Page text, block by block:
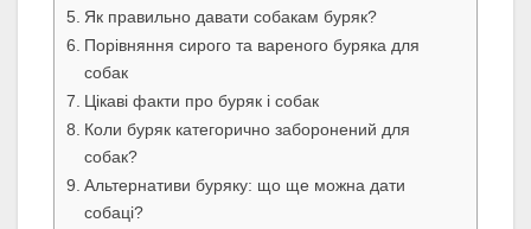
Як правильно давати собакам буряк?
Порівняння сирого та вареного буряка для
собак
Цікаві факти про буряк і собак
Коли буряк категорично заборонений для
собак?
Альтернативи буряку: що ще можна дати
собаці?